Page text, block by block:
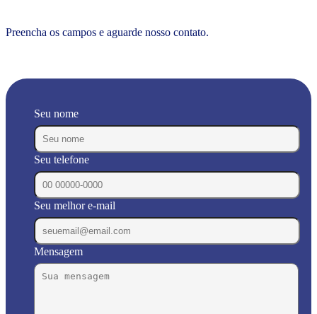
Preencha os campos e aguarde nosso contato.
Seu nome
Seu telefone
Seu melhor e-mail
Mensagem